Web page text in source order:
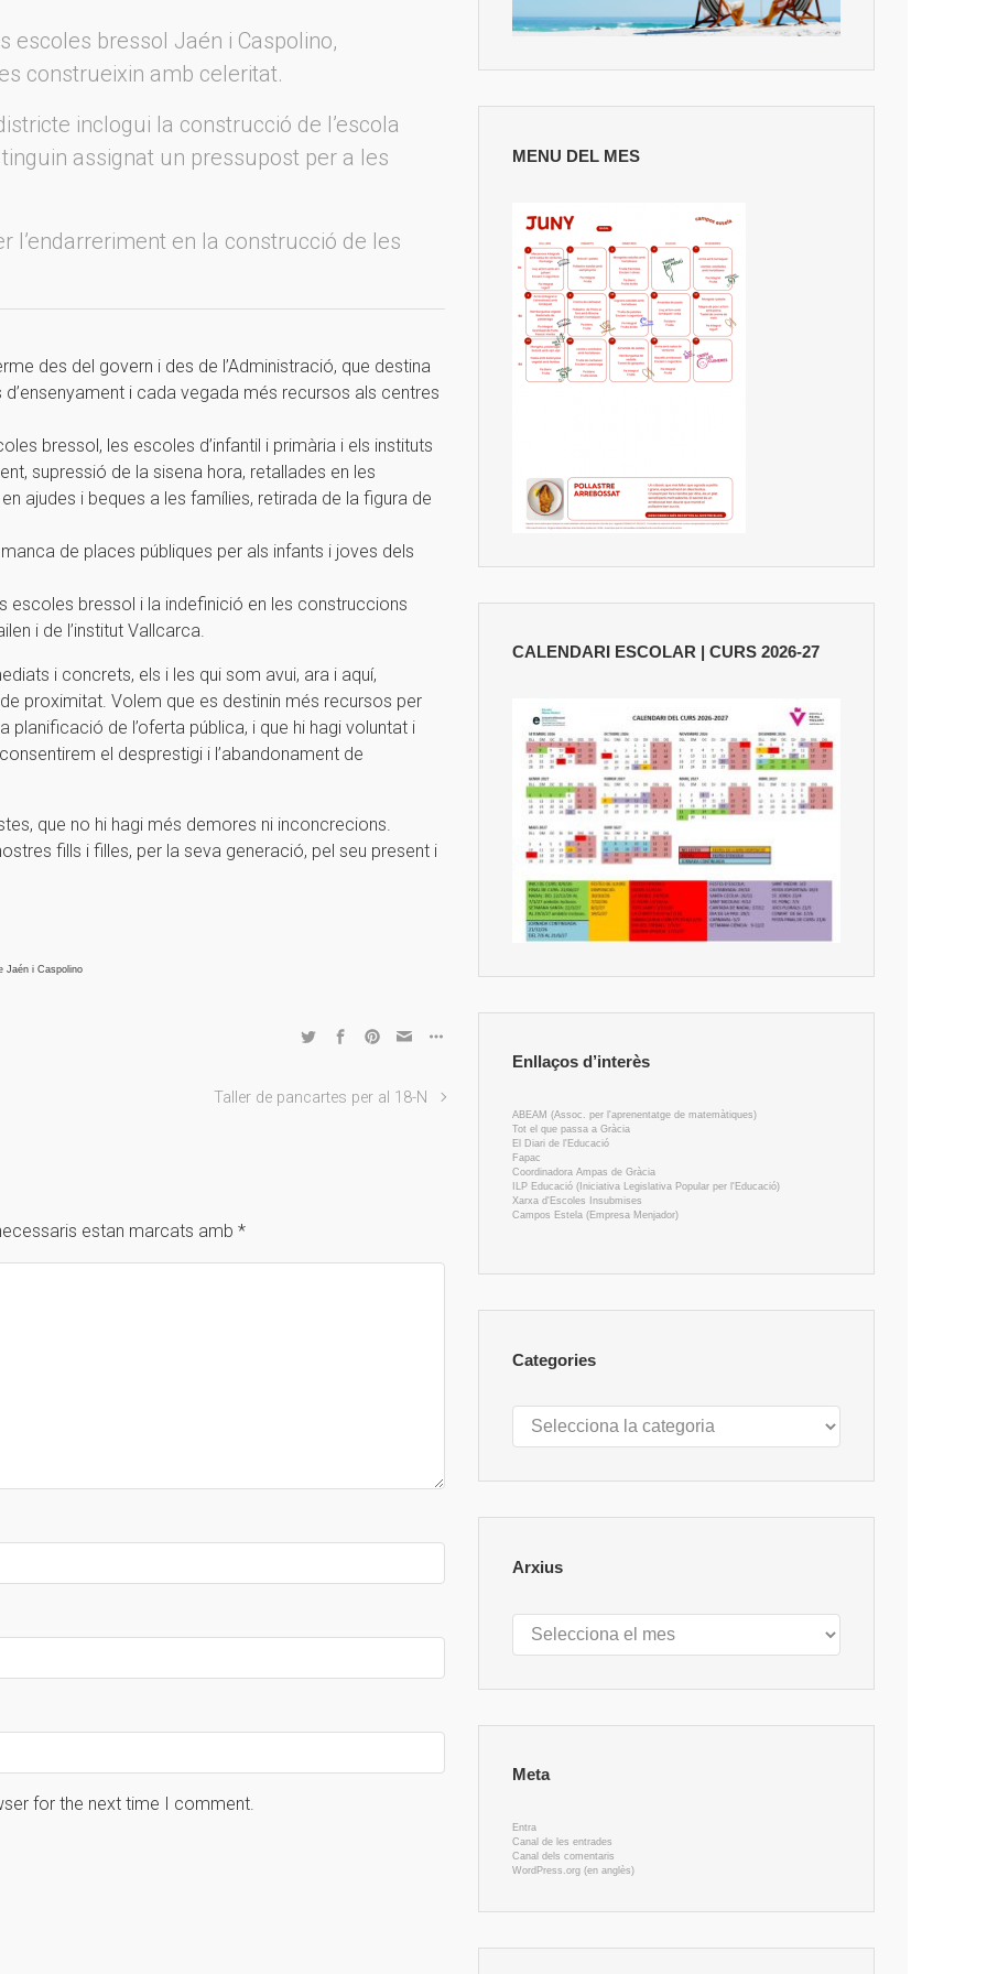
escoles bressol Jaén i Caspolino,
construeixin amb celeritat.
inclogui la construcció de l’escola
assignat un pressupost per a les
l’endarreriment en la construcció de les
des del govern i des de l’Administració, que destina
i cada vegada més recursos als centres
bressol, les escoles d’infantil i primària i els instituts
supressió de la sisena hora, retallades en les
ajudes i beques a les famílies, retirada de la figura de
de places públiques per als infants i joves dels
escoles bressol i la indefinició en les construccions
i de l’institut Vallcarca.
i concrets, els i les qui som avui, ara i aquí,
proximitat. Volem que es destinin més recursos per
de l’oferta pública, i que hi hagi voluntat i
el desprestigi i l’abandonament de
que no hi hagi més demores ni inconcrecions.
fills i filles, per la seva generació, pel seu present i
Jaén i Caspolino
Taller de pancartes per al 18-N
estan marcats amb *
for the next time I comment.
MENU DEL MES
CALENDARI ESCOLAR | CURS 2026-27
Enllaços d’interès
ABEAM (Assoc. per l'aprenentatge de matemàtiques)
Tot el que passa a Gràcia
El Diari de l'Educació
Fapac
Coordinadora Ampas de Gràcia
ILP Educació (Iniciativa Legislativa Popular per l'Educació)
Xarxa d'Escoles Insubmises
Campos Estela (Empresa Menjador)
Categories
Categories
Arxius
Arxius
Meta
Entra
Canal de les entrades
Canal dels comentaris
WordPress.org (en anglès)